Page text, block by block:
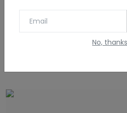
No, thanks
वास्तु की नजर से आपका ऑफिस
कॉम्प्लैक्स आदि क...